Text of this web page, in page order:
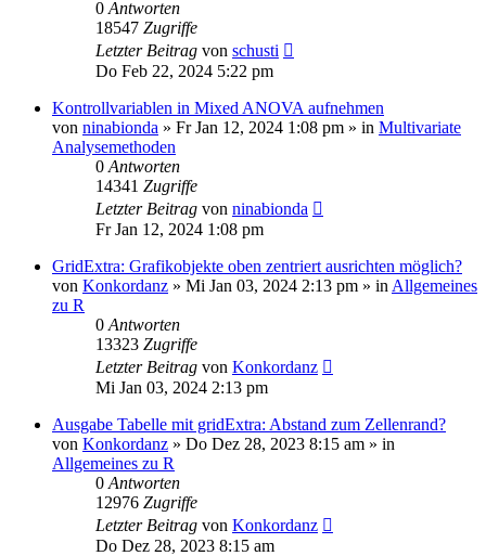
0 Antworten
18547 Zugriffe
Letzter Beitrag von schusti
Do Feb 22, 2024 5:22 pm
Kontrollvariablen in Mixed ANOVA aufnehmen
von ninabionda » Fr Jan 12, 2024 1:08 pm » in Multivariate
Analysemethoden
0 Antworten
14341 Zugriffe
Letzter Beitrag von ninabionda
Fr Jan 12, 2024 1:08 pm
GridExtra: Grafikobjekte oben zentriert ausrichten möglich?
von Konkordanz » Mi Jan 03, 2024 2:13 pm » in Allgemeines
zu R
0 Antworten
13323 Zugriffe
Letzter Beitrag von Konkordanz
Mi Jan 03, 2024 2:13 pm
Ausgabe Tabelle mit gridExtra: Abstand zum Zellenrand?
von Konkordanz » Do Dez 28, 2023 8:15 am » in
Allgemeines zu R
0 Antworten
12976 Zugriffe
Letzter Beitrag von Konkordanz
Do Dez 28, 2023 8:15 am